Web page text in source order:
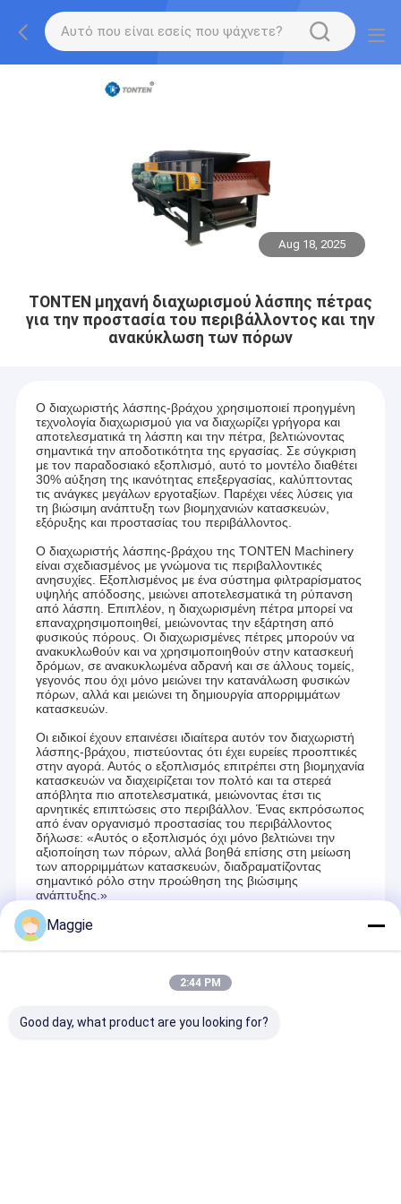
Aug 18, 2025
ΤΟΝΤΕΝ μηχανή διαχωρισμού λάσπης πέτρας
για την προστασία του περιβάλλοντος και την
ανακύκλωση των πόρων
Ο διαχωριστής λάσπης-βράχου χρησιμοποιεί προηγμένη
τεχνολογία διαχωρισμού για να διαχωρίζει γρήγορα και
αποτελεσματικά τη λάσπη και την πέτρα, βελτιώνοντας
σημαντικά την αποδοτικότητα της εργασίας. Σε σύγκριση
με τον παραδοσιακό εξοπλισμό, αυτό το μοντέλο διαθέτει
30% αύξηση της ικανότητας επεξεργασίας, καλύπτοντας
τις ανάγκες μεγάλων εργοταξίων. Παρέχει νέες λύσεις για
τη βιώσιμη ανάπτυξη των βιομηχανιών κατασκευών,
εξόρυξης και προστασίας του περιβάλλοντος.
Ο διαχωριστής λάσπης-βράχου της TONTEN Machinery
είναι σχεδιασμένος με γνώμονα τις περιβαλλοντικές
ανησυχίες. Εξοπλισμένος με ένα σύστημα φιλτραρίσματος
υψηλής απόδοσης, μειώνει αποτελεσματικά τη ρύπανση
από λάσπη. Επιπλέον, η διαχωρισμένη πέτρα μπορεί να
επαναχρησιμοποιηθεί, μειώνοντας την εξάρτηση από
φυσικούς πόρους. Οι διαχωρισμένες πέτρες μπορούν να
ανακυκλωθούν και να χρησιμοποιηθούν στην κατασκευή
δρόμων, σε ανακυκλωμένα αδρανή και σε άλλους τομείς,
γεγονός που όχι μόνο μειώνει την κατανάλωση φυσικών
πόρων, αλλά και μειώνει τη δημιουργία απορριμμάτων
κατασκευών.
Οι ειδικοί έχουν επαινέσει ιδιαίτερα αυτόν τον διαχωριστή
λάσπης-βράχου, πιστεύοντας ότι έχει ευρείες προοπτικές
στην αγορά. Αυτός ο εξοπλισμός επιτρέπει στη βιομηχανία
κατασκευών να διαχειρίζεται τον πολτό και τα στερεά
απόβλητα πιο αποτελεσματικά, μειώνοντας έτσι τις
αρνητικές επιπτώσεις στο περιβάλλον. Ένας εκπρόσωπος
από έναν οργανισμό προστασίας του περιβάλλοντος
δήλωσε: «Αυτός ο εξοπλισμός όχι μόνο βελτιώνει την
αξιοποίηση των πόρων, αλλά βοηθά επίσης στη μείωση
των απορριμμάτων κατασκευών, διαδραματίζοντας
σημαντικό ρόλο στην προώθηση της βιώσιμης
ανάπτυξης.»
Recommended Products
Maggie
2:44 PM
Good day, what product are you looking for?